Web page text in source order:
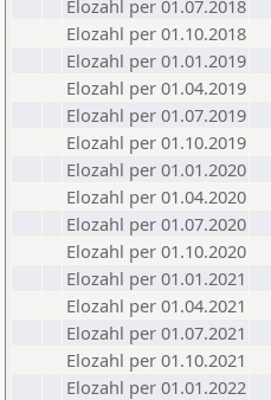
Elozahl per 01.07.2018
Elozahl per 01.10.2018
Elozahl per 01.01.2019
Elozahl per 01.04.2019
Elozahl per 01.07.2019
Elozahl per 01.10.2019
Elozahl per 01.01.2020
Elozahl per 01.04.2020
Elozahl per 01.07.2020
Elozahl per 01.10.2020
Elozahl per 01.01.2021
Elozahl per 01.04.2021
Elozahl per 01.07.2021
Elozahl per 01.10.2021
Elozahl per 01.01.2022